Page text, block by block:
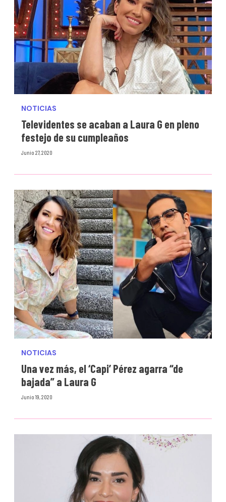
NOTICIAS
Televidentes se acaban a Laura G en pleno
festejo de su cumpleaños
Junio 27, 2020
NOTICIAS
Una vez más, el ‘Capi’ Pérez agarra “de
bajada” a Laura G
Junio 19, 2020